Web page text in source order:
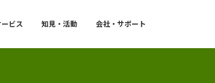
ービス 知見・活動 会社・サポート